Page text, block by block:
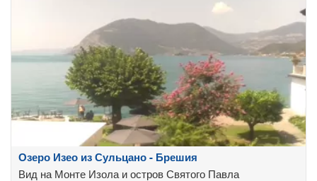
Озеро Изео из Сульцано - Брешия
Вид на Монте Изола и остров Святого Павла